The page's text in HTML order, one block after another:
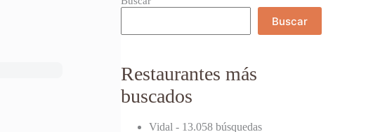
Buscar
Restaurantes más
buscados
Vidal - 13.058 búsquedas